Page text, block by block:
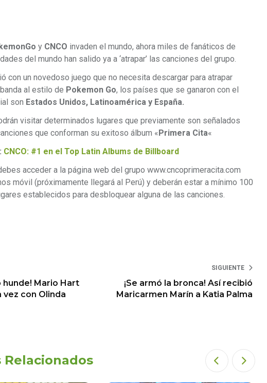
y CNCO invaden el mundo, ahora miles de fanáticos de
del mundo han salido ya a ‘atrapar’ las canciones del grupo.
con un novedoso juego que no necesita descargar para atrapar
al estilo de Pokemon Go, los países que se ganaron con el
son Estados Unidos, Latinoamérica y España.
visitar determinados lugares que previamente son señalados
que conforman su exitoso álbum «Primera Cita«
CNCO: #1 en el Top Latin Albums de Billboard
acceder a la página web del grupo www.cncoprimeracita.com
móvil (próximamente llegará al Perú) y deberán estar a mínimo 100
establecidos para desbloquear alguna de las canciones.
hunde! Mario Hart
con Olinda
SIGUIENTE
¡Se armó la bronca! Así recibió
Maricarmen Marín a Katia Palma